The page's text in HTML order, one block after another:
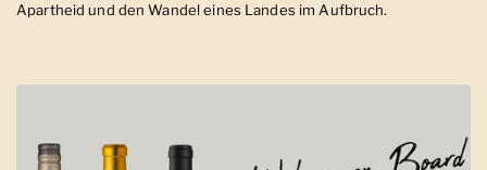
Apartheid und den Wandel eines Landes im Aufbruch.